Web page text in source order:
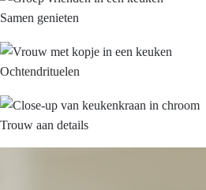
Samen genieten
Ochtendrituelen
Trouw aan details